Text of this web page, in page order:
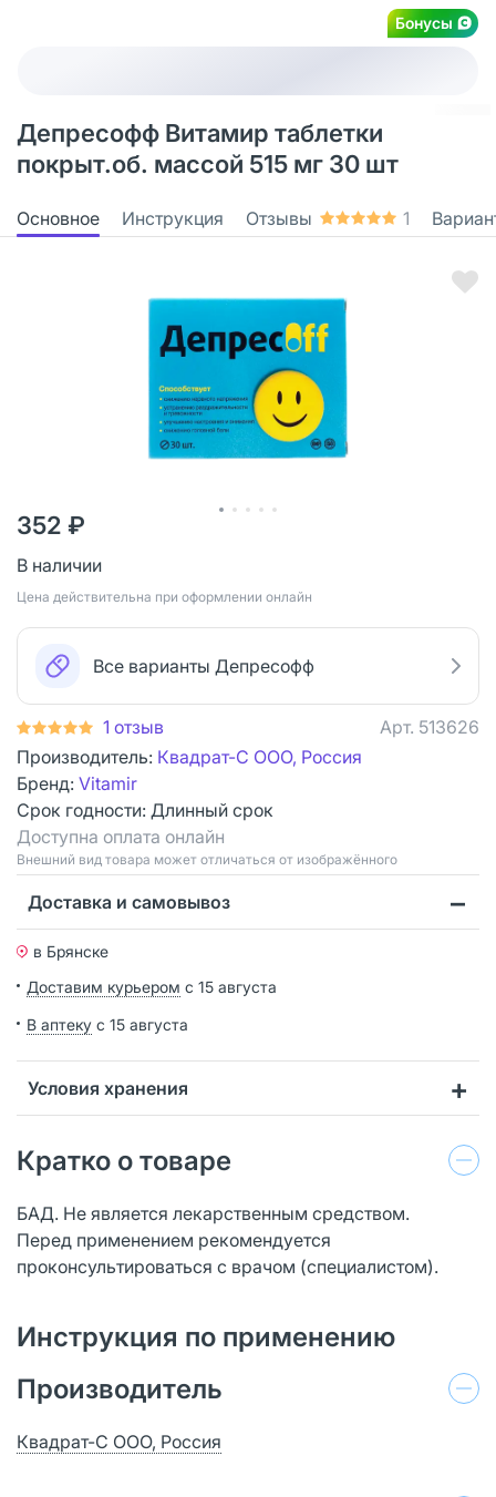
Бонусы
Депресофф Витамир таблетки
покрыт.об. массой 515 мг 30 шт
Основное Инструкция Отзывы 1
352 ₽
В наличии
Цена действительна при оформлении онлайн
Все варианты Депресофф
1 отзыв Арт. 513626
Производитель: Квадрат-С ООО, Россия
Бренд: Vitamir
Срок годности: Длинный срок
Доступна оплата онлайн
Bнешний вид товара может отличаться от изображённого
Доставка и самовывоз
в Брянске
Доставим курьером с 15 августа
В аптеку с 15 августа
Условия хранения
Кратко о товаре
БАД. Не является лекарственным средством.
Перед применением рекомендуется
проконсультироваться с врачом (специалистом).
Инструкция по применению
Производитель
Квадрат-С ООО, Россия